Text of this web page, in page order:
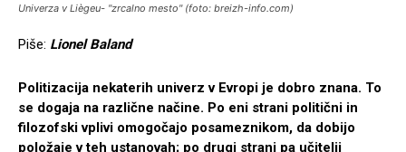
Univerza v Liègeu- "zrcalno mesto" (foto: breizh-info.com)
Piše: Lionel Baland
Politizacija nekaterih univerz v Evropi je dobro znana. To
se dogaja na različne načine. Po eni strani politični in
filozofski vplivi omogočajo posameznikom, da dobijo
položaje v teh ustanovah; po drugi strani pa učitelji